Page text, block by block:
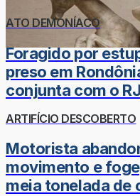
ATO DEMONÍACO
Foragido por
preso em
conjunta com o RJ
ARTIFÍCIO DESCOBERTO
Motorista
movimento e
meia tonelada de